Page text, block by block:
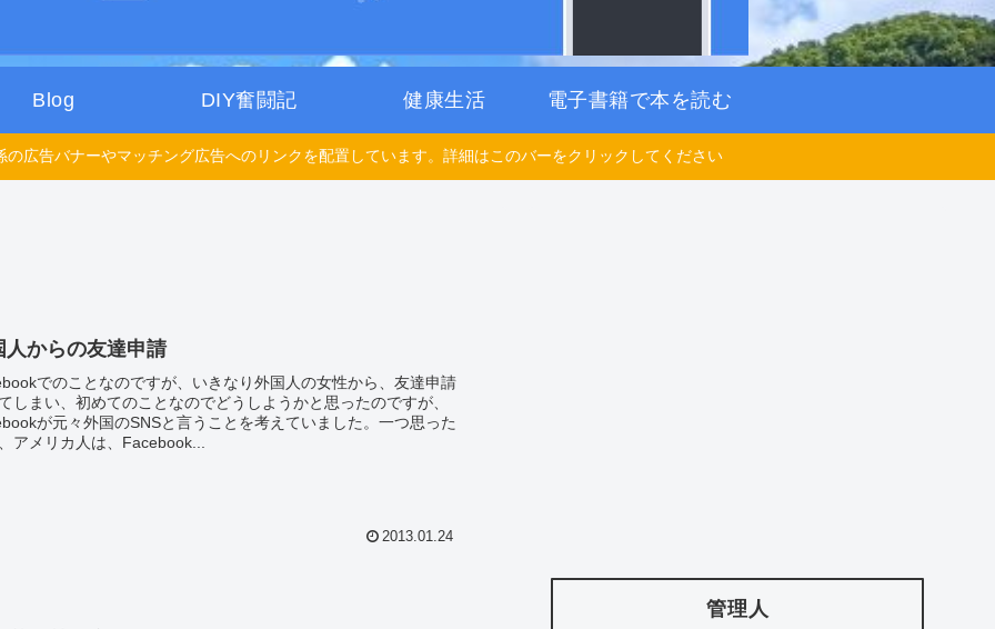
Blog DIY奮闘記 健康生活 電子書籍で本を読む
広告バナーやマッチング広告へのリンクを配置しています。詳細はこのバーをクリックしてください
人からの友達申請
でのことなのですが、いきなり外国人の女性から、友達申請
しまい、初めてのことなのでどうしようかと思ったのですが、
が元々外国のSNSと言うことを考えていました。一つ思った
アメリカ人は、Facebook...
2013.01.24
管理人